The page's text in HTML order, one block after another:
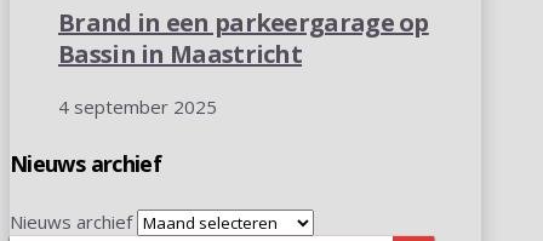
Brand in een parkeergarage op
Bassin in Maastricht
4 september 2025
Nieuws archief
Nieuws archief